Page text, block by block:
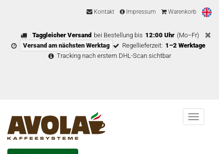
Kontakt Impressum Warenkorb
Taggleicher Versand bei Bestellung bis 12:00 Uhr (Mo–Fr)
Versand am nächsten Werktag
Regellieferzeit: 1–2 Werktage
Tracking nach erstem DHL-Scan sichtbar
Menu